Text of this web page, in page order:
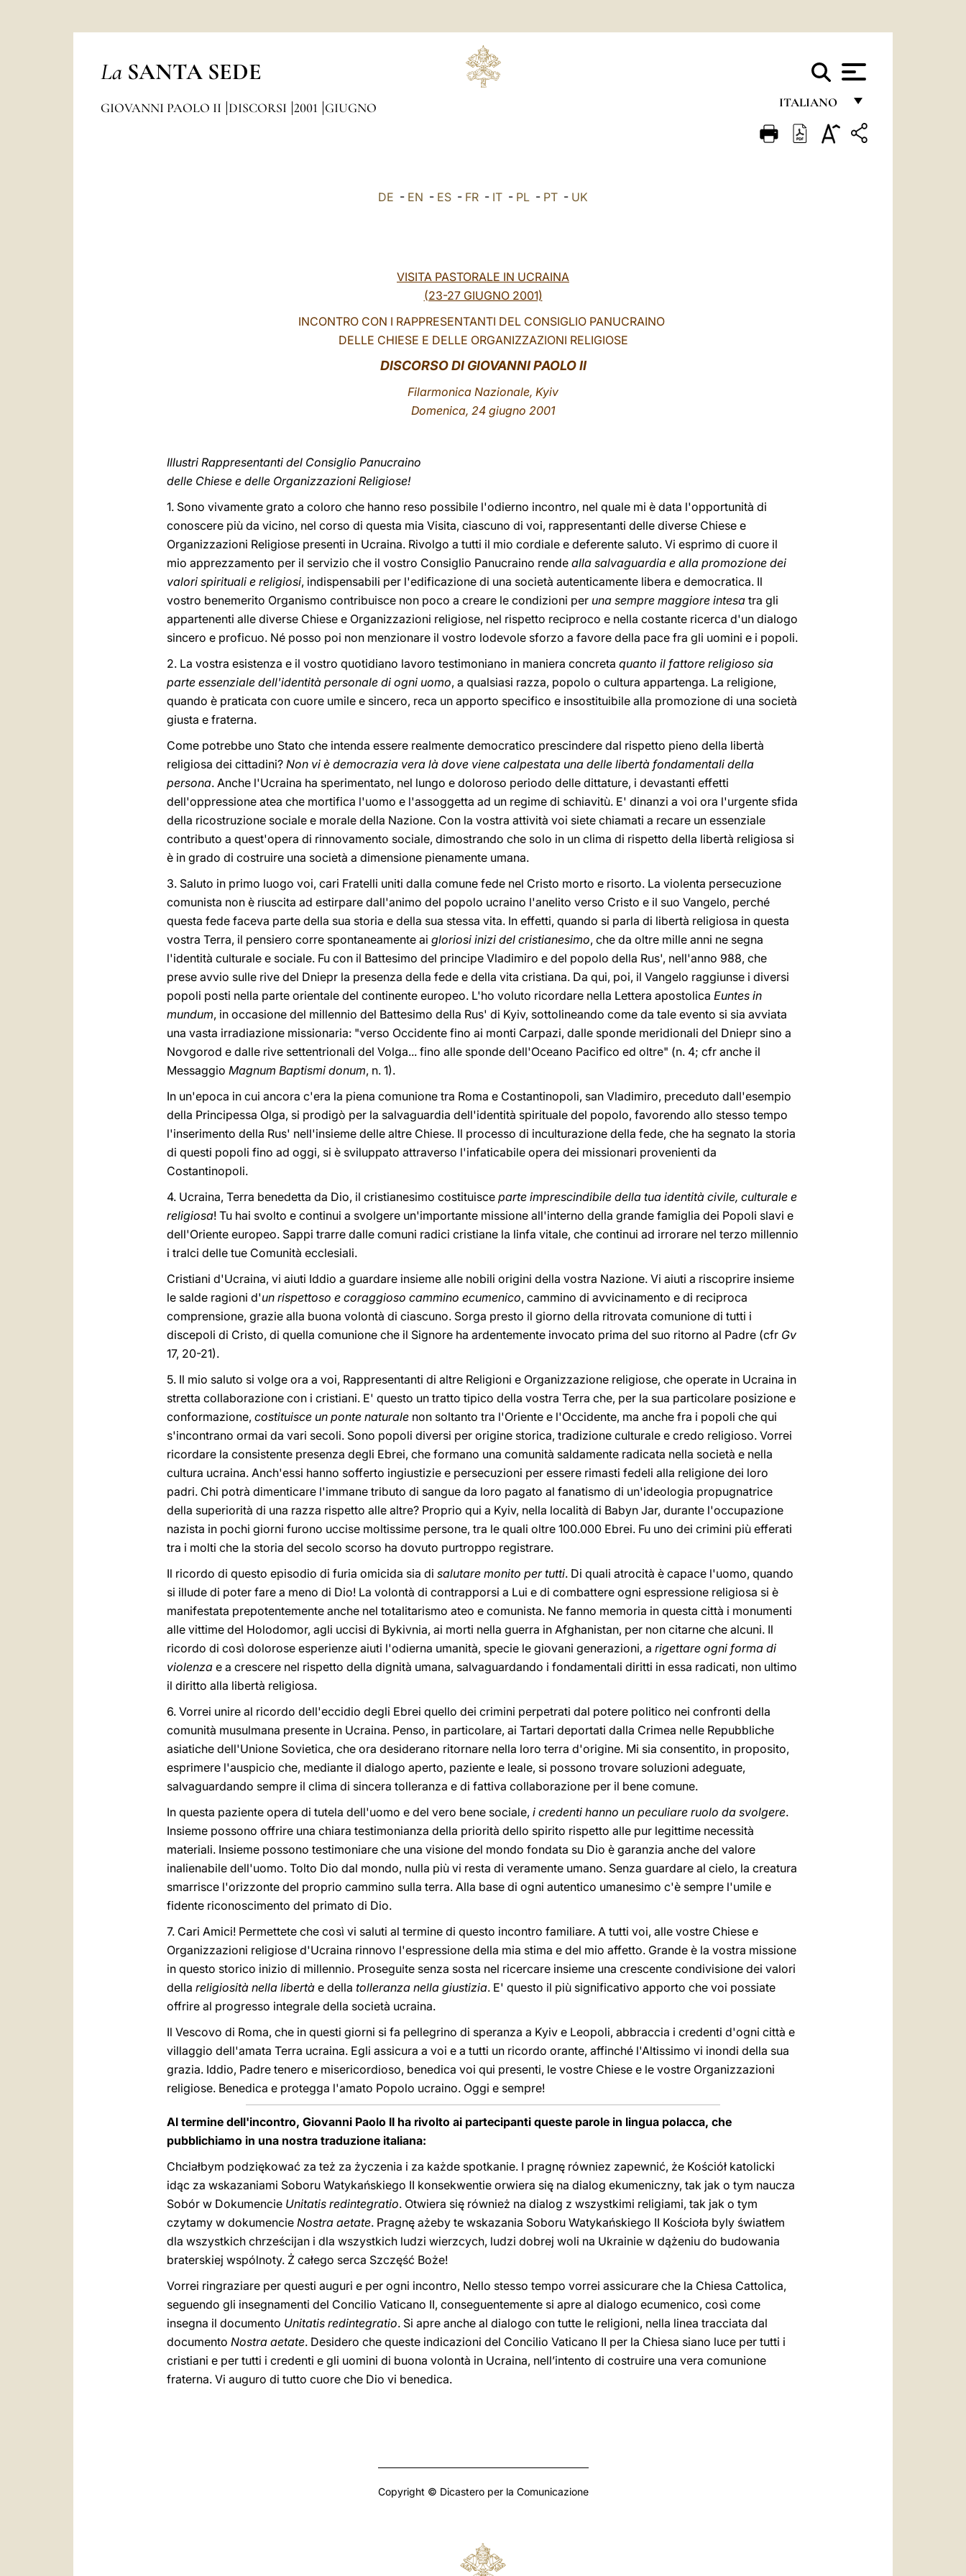
La SANTA SEDE
ITALIANO
FRANÇAIS
GIOVANNI PAOLO II DISCORSI 2001 GIUGNO
DE - EN - ES - FR - IT - PL - PT - UK
VISITA PASTORALE IN UCRAINA
(23-27 GIUGNO 2001)
INCONTRO CON I RAPPRESENTANTI DEL CONSIGLIO PANUCRAINO
DELLE CHIESE E DELLE ORGANIZZAZIONI RELIGIOSE
DISCORSO DI GIOVANNI PAOLO II
Filarmonica Nazionale, Kyiv
Domenica, 24 giugno 2001
Illustri Rappresentanti del Consiglio Panucraino
delle Chiese e delle Organizzazioni Religiose!
1. Sono vivamente grato a coloro che hanno reso possibile l'odierno incontro, nel quale mi è data l'opportunità di
conoscere più da vicino, nel corso di questa mia Visita, ciascuno di voi, rappresentanti delle diverse Chiese e
Organizzazioni Religiose presenti in Ucraina. Rivolgo a tutti il mio cordiale e deferente saluto. Vi esprimo di cuore il
mio apprezzamento per il servizio che il vostro Consiglio Panucraino rende alla salvaguardia e alla promozione dei
valori spirituali e religiosi, indispensabili per l'edificazione di una società autenticamente libera e democratica. Il
vostro benemerito Organismo contribuisce non poco a creare le condizioni per una sempre maggiore intesa tra gli
appartenenti alle diverse Chiese e Organizzazioni religiose, nel rispetto reciproco e nella costante ricerca d'un dialogo
sincero e proficuo. Né posso poi non menzionare il vostro lodevole sforzo a favore della pace fra gli uomini e i popoli.
2. La vostra esistenza e il vostro quotidiano lavoro testimoniano in maniera concreta quanto il fattore religioso sia
parte essenziale dell'identità personale di ogni uomo, a qualsiasi razza, popolo o cultura appartenga. La religione,
quando è praticata con cuore umile e sincero, reca un apporto specifico e insostituibile alla promozione di una società
giusta e fraterna.
Come potrebbe uno Stato che intenda essere realmente democratico prescindere dal rispetto pieno della libertà
religiosa dei cittadini? Non vi è democrazia vera là dove viene calpestata una delle libertà fondamentali della
persona. Anche l'Ucraina ha sperimentato, nel lungo e doloroso periodo delle dittature, i devastanti effetti
dell'oppressione atea che mortifica l'uomo e l'assoggetta ad un regime di schiavitù. E' dinanzi a voi ora l'urgente sfida
della ricostruzione sociale e morale della Nazione. Con la vostra attività voi siete chiamati a recare un essenziale
contributo a quest'opera di rinnovamento sociale, dimostrando che solo in un clima di rispetto della libertà religiosa si
è in grado di costruire una società a dimensione pienamente umana.
3. Saluto in primo luogo voi, cari Fratelli uniti dalla comune fede nel Cristo morto e risorto. La violenta persecuzione
comunista non è riuscita ad estirpare dall'animo del popolo ucraino l'anelito verso Cristo e il suo Vangelo, perché
questa fede faceva parte della sua storia e della sua stessa vita. In effetti, quando si parla di libertà religiosa in questa
vostra Terra, il pensiero corre spontaneamente ai gloriosi inizi del cristianesimo, che da oltre mille anni ne segna
l'identità culturale e sociale. Fu con il Battesimo del principe Vladimiro e del popolo della Rus', nell'anno 988, che
prese avvio sulle rive del Dniepr la presenza della fede e della vita cristiana. Da qui, poi, il Vangelo raggiunse i diversi
popoli posti nella parte orientale del continente europeo. L'ho voluto ricordare nella Lettera apostolica Euntes in
mundum, in occasione del millennio del Battesimo della Rus' di Kyiv, sottolineando come da tale evento si sia avviata
una vasta irradiazione missionaria: "verso Occidente fino ai monti Carpazi, dalle sponde meridionali del Dniepr sino a
Novgorod e dalle rive settentrionali del Volga... fino alle sponde dell'Oceano Pacifico ed oltre" (n. 4; cfr anche il
Messaggio Magnum Baptismi donum, n. 1).
In un'epoca in cui ancora c'era la piena comunione tra Roma e Costantinopoli, san Vladimiro, preceduto dall'esempio
della Principessa Olga, si prodigò per la salvaguardia dell'identità spirituale del popolo, favorendo allo stesso tempo
l'inserimento della Rus' nell'insieme delle altre Chiese. Il processo di inculturazione della fede, che ha segnato la storia
di questi popoli fino ad oggi, si è sviluppato attraverso l'infaticabile opera dei missionari provenienti da
Costantinopoli.
4. Ucraina, Terra benedetta da Dio, il cristianesimo costituisce parte imprescindibile della tua identità civile, culturale e
religiosa! Tu hai svolto e continui a svolgere un'importante missione all'interno della grande famiglia dei Popoli slavi e
dell'Oriente europeo. Sappi trarre dalle comuni radici cristiane la linfa vitale, che continui ad irrorare nel terzo millennio
i tralci delle tue Comunità ecclesiali.
Cristiani d'Ucraina, vi aiuti Iddio a guardare insieme alle nobili origini della vostra Nazione. Vi aiuti a riscoprire insieme
le salde ragioni d'un rispettoso e coraggioso cammino ecumenico, cammino di avvicinamento e di reciproca
comprensione, grazie alla buona volontà di ciascuno. Sorga presto il giorno della ritrovata comunione di tutti i
discepoli di Cristo, di quella comunione che il Signore ha ardentemente invocato prima del suo ritorno al Padre (cfr Gv
17, 20-21).
5. Il mio saluto si volge ora a voi, Rappresentanti di altre Religioni e Organizzazione religiose, che operate in Ucraina in
stretta collaborazione con i cristiani. E' questo un tratto tipico della vostra Terra che, per la sua particolare posizione e
conformazione, costituisce un ponte naturale non soltanto tra l'Oriente e l'Occidente, ma anche fra i popoli che qui
s'incontrano ormai da vari secoli. Sono popoli diversi per origine storica, tradizione culturale e credo religioso. Vorrei
ricordare la consistente presenza degli Ebrei, che formano una comunità saldamente radicata nella società e nella
cultura ucraina. Anch'essi hanno sofferto ingiustizie e persecuzioni per essere rimasti fedeli alla religione dei loro
padri. Chi potrà dimenticare l'immane tributo di sangue da loro pagato al fanatismo di un'ideologia propugnatrice
della superiorità di una razza rispetto alle altre? Proprio qui a Kyiv, nella località di Babyn Jar, durante l'occupazione
nazista in pochi giorni furono uccise moltissime persone, tra le quali oltre 100.000 Ebrei. Fu uno dei crimini più efferati
tra i molti che la storia del secolo scorso ha dovuto purtroppo registrare.
Il ricordo di questo episodio di furia omicida sia di salutare monito per tutti. Di quali atrocità è capace l'uomo, quando
si illude di poter fare a meno di Dio! La volontà di contrapporsi a Lui e di combattere ogni espressione religiosa si è
manifestata prepotentemente anche nel totalitarismo ateo e comunista. Ne fanno memoria in questa città i monumenti
alle vittime del Holodomor, agli uccisi di Bykivnia, ai morti nella guerra in Afghanistan, per non citarne che alcuni. Il
ricordo di così dolorose esperienze aiuti l'odierna umanità, specie le giovani generazioni, a rigettare ogni forma di
violenza e a crescere nel rispetto della dignità umana, salvaguardando i fondamentali diritti in essa radicati, non ultimo
il diritto alla libertà religiosa.
6. Vorrei unire al ricordo dell'eccidio degli Ebrei quello dei crimini perpetrati dal potere politico nei confronti della
comunità musulmana presente in Ucraina. Penso, in particolare, ai Tartari deportati dalla Crimea nelle Repubbliche
asiatiche dell'Unione Sovietica, che ora desiderano ritornare nella loro terra d'origine. Mi sia consentito, in proposito,
esprimere l'auspicio che, mediante il dialogo aperto, paziente e leale, si possono trovare soluzioni adeguate,
salvaguardando sempre il clima di sincera tolleranza e di fattiva collaborazione per il bene comune.
In questa paziente opera di tutela dell'uomo e del vero bene sociale, i credenti hanno un peculiare ruolo da svolgere.
Insieme possono offrire una chiara testimonianza della priorità dello spirito rispetto alle pur legittime necessità
materiali. Insieme possono testimoniare che una visione del mondo fondata su Dio è garanzia anche del valore
inalienabile dell'uomo. Tolto Dio dal mondo, nulla più vi resta di veramente umano. Senza guardare al cielo, la creatura
smarrisce l'orizzonte del proprio cammino sulla terra. Alla base di ogni autentico umanesimo c'è sempre l'umile e
fidente riconoscimento del primato di Dio.
7. Cari Amici! Permettete che così vi saluti al termine di questo incontro familiare. A tutti voi, alle vostre Chiese e
Organizzazioni religiose d'Ucraina rinnovo l'espressione della mia stima e del mio affetto. Grande è la vostra missione
in questo storico inizio di millennio. Proseguite senza sosta nel ricercare insieme una crescente condivisione dei valori
della religiosità nella libertà e della tolleranza nella giustizia. E' questo il più significativo apporto che voi possiate
offrire al progresso integrale della società ucraina.
Il Vescovo di Roma, che in questi giorni si fa pellegrino di speranza a Kyiv e Leopoli, abbraccia i credenti d'ogni città e
villaggio dell'amata Terra ucraina. Egli assicura a voi e a tutti un ricordo orante, affinché l'Altissimo vi inondi della sua
grazia. Iddio, Padre tenero e misericordioso, benedica voi qui presenti, le vostre Chiese e le vostre Organizzazioni
religiose. Benedica e protegga l'amato Popolo ucraino. Oggi e sempre!
Al termine dell'incontro, Giovanni Paolo II ha rivolto ai partecipanti queste parole in lingua polacca, che
pubblichiamo in una nostra traduzione italiana:
Chciałbym podziękować za też za życzenia i za każde spotkanie. I pragnę równiez zapewnić, że Kościół katolicki
idąc za wskazaniami Soboru Watykańskiego II konsekwentie orwiera się na dialog ekumeniczny, tak jak o tym naucza
Sobór w Dokumencie Unitatis redintegratio. Otwiera się również na dialog z wszystkimi religiami, tak jak o tym
czytamy w dokumencie Nostra aetate. Pragnę ażeby te wskazania Soboru Watykańskiego II Kościoła byly światłem
dla wszystkich chrześcijan i dla wszystkich ludzi wierzcych, ludzi dobrej woli na Ukrainie w dążeniu do budowania
braterskiej wspólnoty. Ż całego serca Szczęść Boże!
Vorrei ringraziare per questi auguri e per ogni incontro, Nello stesso tempo vorrei assicurare che la Chiesa Cattolica,
seguendo gli insegnamenti del Concilio Vaticano II, conseguentemente si apre al dialogo ecumenico, così come
insegna il documento Unitatis redintegratio. Si apre anche al dialogo con tutte le religioni, nella linea tracciata dal
documento Nostra aetate. Desidero che queste indicazioni del Concilio Vaticano II per la Chiesa siano luce per tutti i
cristiani e per tutti i credenti e gli uomini di buona volontà in Ucraina, nell’intento di costruire una vera comunione
fraterna. Vi auguro di tutto cuore che Dio vi benedica.
Copyright © Dicastero per la Comunicazione